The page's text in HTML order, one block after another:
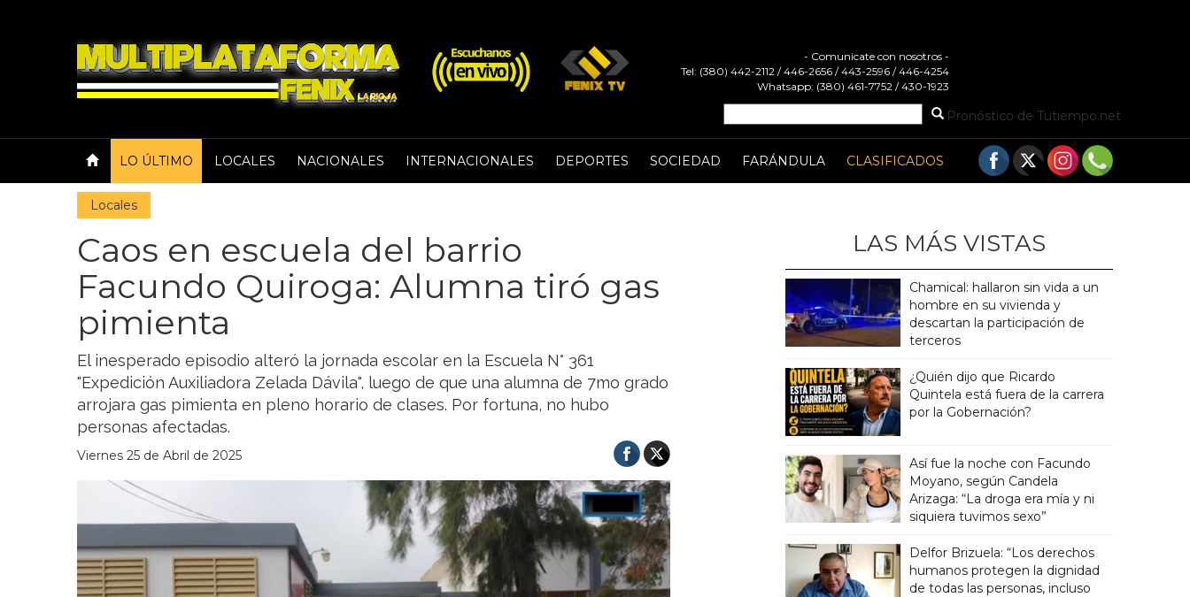
- Comunicate con nosotros -
Tel: (380) 442-2112 / 446-2656 / 443-2596 / 446-4254
Whatsapp: (380) 461-7752 / 430-1923
Pronóstico de Tutiempo.net
LO ÚLTIMO LOCALES NACIONALES INTERNACIONALES DEPORTES SOCIEDAD FARÁNDULA CLASIFICADOS
Locales
Caos en escuela del barrio
Facundo Quiroga: Alumna tiró gas
pimienta
El inesperado episodio alteró la jornada escolar en la Escuela N° 361
"Expedición Auxiliadora Zelada Dávila", luego de que una alumna de 7mo grado
arrojara gas pimienta en pleno horario de clases. Por fortuna, no hubo
personas afectadas.
Viernes 25 de Abril de 2025
LAS MÁS VISTAS
Chamical: hallaron sin vida a un
hombre en su vivienda y
descartan la participación de
terceros
¿Quién dijo que Ricardo
Quintela está fuera de la carrera
por la Gobernación?
Así fue la noche con Facundo
Moyano, según Candela
Arizaga: “La droga era mía y ni
siquiera tuvimos sexo”
Delfor Brizuela: “Los derechos
humanos protegen la dignidad
de todas las personas, incluso